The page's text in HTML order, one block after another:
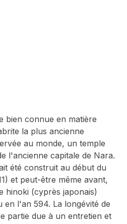
bien connue en matière
la plus ancienne
au monde, un temple
l'ancienne capitale de Nara.
été construit au début du
et peut-être même avant,
hinoki (cyprès japonais)
en l'an 594. La longévité de
partie due à un entretien et